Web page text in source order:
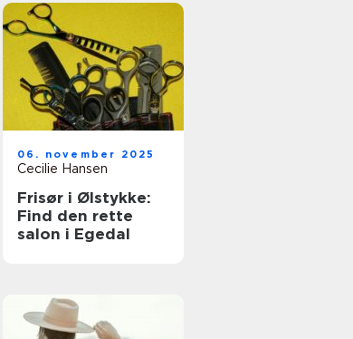
06. november 2025
Cecilie Hansen
Frisør i Ølstykke:
Find den rette
salon i Egedal